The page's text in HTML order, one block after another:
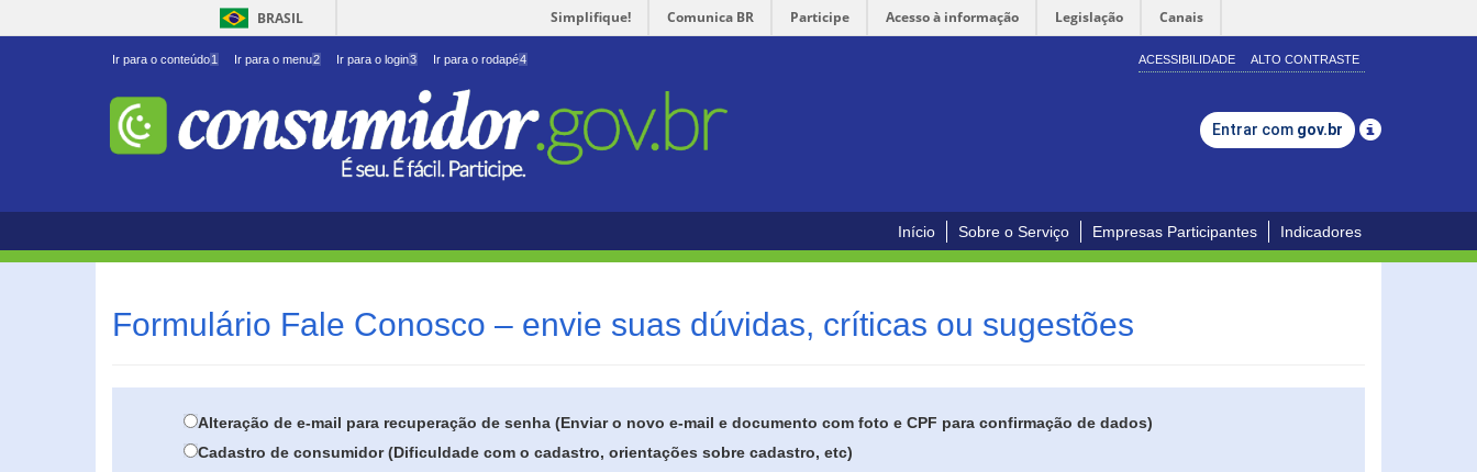
BRASIL Simplifique! Comunica BR Participe Acesso à informação Legislação Canais
Ir para o conteúdo1 Ir para o menu2 Ir para o login3 Ir para o rodapé4 ACESSIBILIDADE ALTO CONTRASTE
Entrar com gov.br
Início Sobre o Serviço Empresas Participantes Indicadores
Formulário Fale Conosco – envie suas dúvidas, críticas ou sugestões
Alteração de e-mail para recuperação de senha (Enviar o novo e-mail e documento com foto e CPF para confirmação de dados)
Cadastro de consumidor (Dificuldade com o cadastro, orientações sobre cadastro, etc)